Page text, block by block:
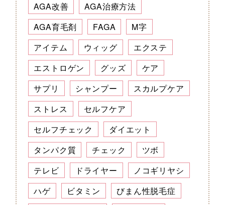
AGA改善
AGA治療方法
AGA育毛剤
FAGA
M字
アイテム
ウィッグ
エクステ
エストロゲン
グッズ
ケア
サプリ
シャンプー
スカルプケア
ストレス
セルフケア
セルフチェック
ダイエット
タンパク質
チェック
ツボ
テレビ
ドライヤー
ノコギリヤシ
ハゲ
ビタミン
びまん性脱毛症